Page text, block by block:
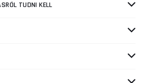
TUDNI KELL